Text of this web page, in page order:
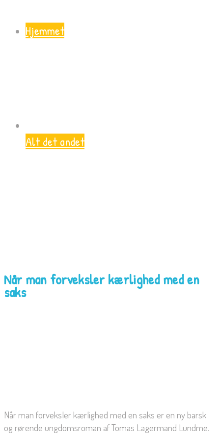
Hjemmet
Alt det andet
Når man forveksler kærlighed med en
saks
Når man forveksler kærlighed med en saks er en ny barsk
og rørende ungdomsroman af Tomas Lagermand Lundme.